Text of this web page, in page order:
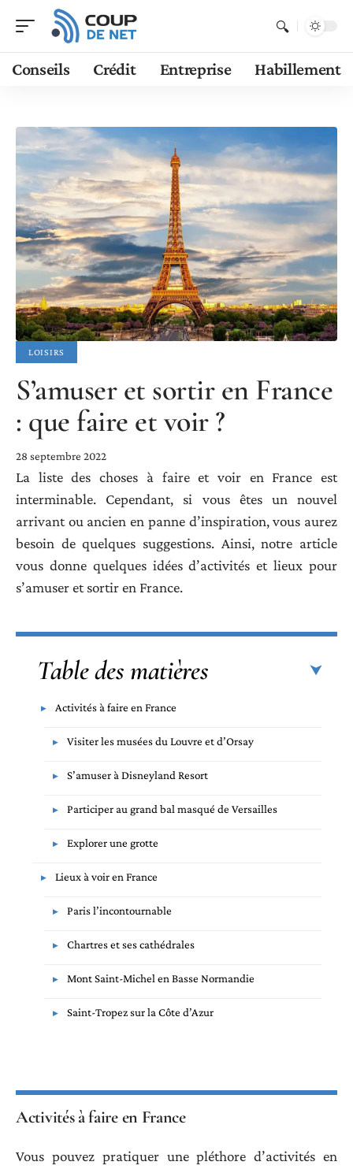
Conseils Crédit Entreprise Habillement
LOISIRS
S’amuser et sortir en France
: que faire et voir ?
28 septembre 2022
La liste des choses à faire et voir en France est
interminable. Cependant, si vous êtes un nouvel
arrivant ou ancien en panne d’inspiration, vous aurez
besoin de quelques suggestions. Ainsi, notre article
vous donne quelques idées d’activités et lieux pour
s’amuser et sortir en France.
Table des matières
Activités à faire en France
Visiter les musées du Louvre et d’Orsay
S’amuser à Disneyland Resort
Participer au grand bal masqué de Versailles
Explorer une grotte
Lieux à voir en France
Paris l’incontournable
Chartres et ses cathédrales
Mont Saint-Michel en Basse Normandie
Saint-Tropez sur la Côte d’Azur
Activités à faire en France
Vous pouvez pratiquer une pléthore d’activités en